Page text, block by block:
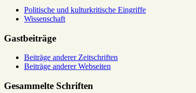
Politische und kulturkritische Eingriffe
Wissenschaft
Gastbeiträge
Beiträge anderer Zeitschriften
Beiträge anderer Webseiten
Gesammelte Schriften